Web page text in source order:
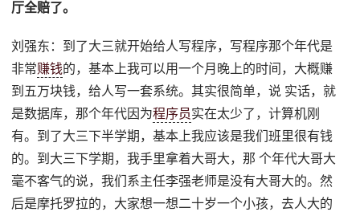
厅全赔了。
刘强东：到了大三就开始给人写程序，写程序那个年代是
非常赚钱的，基本上我可以用一个月晚上的时间，大概赚
到五万块钱，给人写一套系统。其实很简单，说 实话，就
是数据库，那个年代因为程序员实在太少了，计算机刚
有。到了大三下半学期，基本上我应该是我们班里很有钱
的。到大三下学期，我手里拿着大哥大，那 个年代大哥大
毫不客气的说，我们系主任李强老师是没有大哥大的。然
后是摩托罗拉的，大家想一想二十岁一个小孩，去人大的